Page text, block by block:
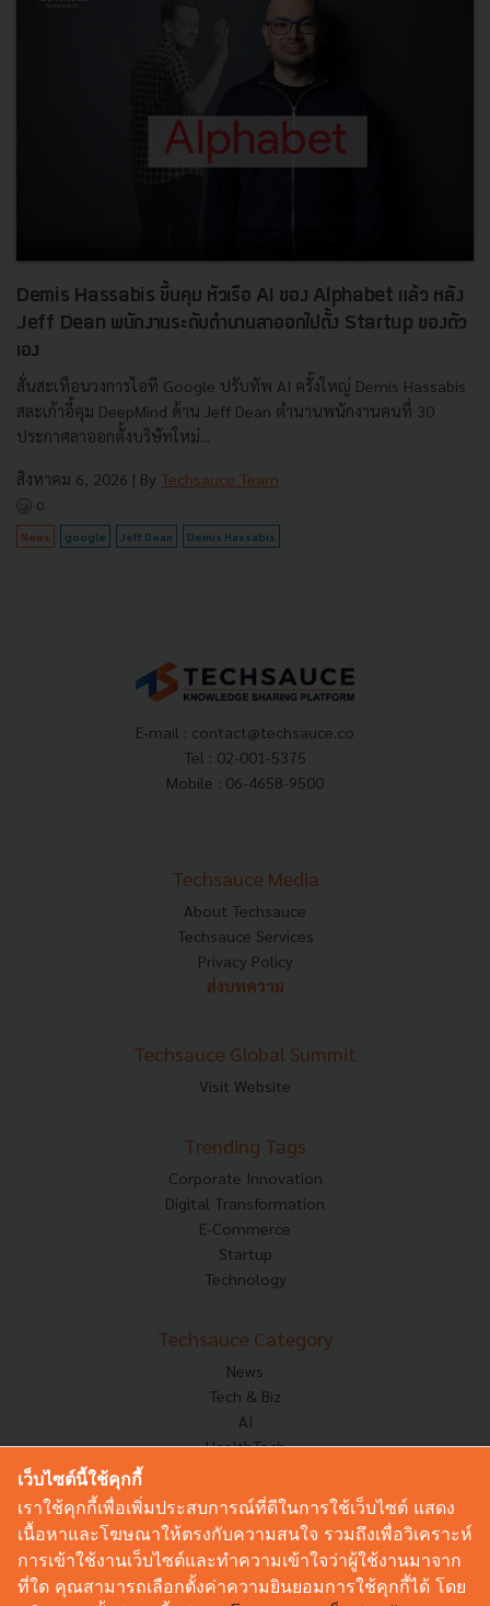
Demis Hassabis ขึ้นคุม หัวเรือ AI ของ Alphabet แล้ว หลัง
Jeff Dean พนักงานระดับตำนานลาออกไปตั้ง Startup ของตัว
เอง
สั่นสะเทือนวงการไอที Google ปรับทัพ AI ครั้งใหญ่ Demis Hassabis
สละเก้าอี้คุม DeepMind ด้าน Jeff Dean ตำนานพนักงานคนที่ 30
ประกาศลาออกตั้งบริษัทใหม่...
สิงหาคม 6, 2026 | By Techsauce Team
0
News google Jeff Dean Demis Hassabis
E-mail : contact@techsauce.co
Tel : 02-001-5375
Mobile : 06-4658-9500
Techsauce Media
About Techsauce
Techsauce Services
Privacy Policy
ส่งบทความ
Techsauce Global Summit
Visit Website
Trending Tags
Corporate Innovation
Digital Transformation
E-Commerce
Startup
Technology
Techsauce Category
News
Tech & Biz
AI
HealthTech
Corp Innov
Saucy Thoughts
Sustainable
Videos
เว็บไซต์นี้ใช้คุกกี้
เราใช้คุกกี้เพื่อเพิ่มประสบการณ์ที่ดีในการใช้เว็บไซต์ แสดง
เนื้อหาและโฆษณาให้ตรงกับความสนใจ รวมถึงเพื่อวิเคราะห์
การเข้าใช้งานเว็บไซต์และทำความเข้าใจว่าผู้ใช้งานมาจาก
ที่ใด คุณสามารถเลือกตั้งค่าความยินยอมการใช้คุกกี้ได้ โดย